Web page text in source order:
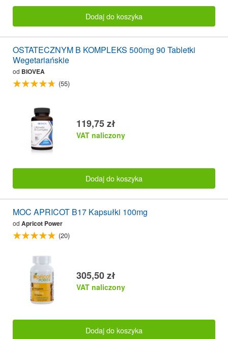
Dodaj do koszyka
OSTATECZNYM B KOMPLEKS 500mg 90 Tabletki
Wegetariańskie
od BIOVEA
(55)
119,75 zł
VAT naliczony
Dodaj do koszyka
MOC APRICOT B17 Kapsułki 100mg
od Apricot Power
(20)
305,50 zł
VAT naliczony
Dodaj do koszyka